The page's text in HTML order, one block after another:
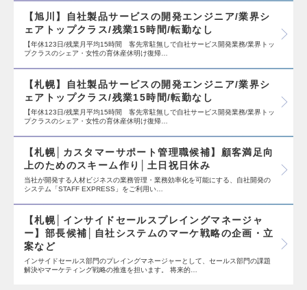
【旭川】自社製品サービスの開発エンジニア/業界シ
ェアトップクラス/残業15時間/転勤なし
【年休123日/残業月平均15時間 客先常駐無しで自社サービス開発業務/業界トッ
プクラスのシェア・女性の育休産休明け復帰…
【札幌】自社製品サービスの開発エンジニア/業界シ
ェアトップクラス/残業15時間/転勤なし
【年休123日/残業月平均15時間 客先常駐無しで自社サービス開発業務/業界トッ
プクラスのシェア・女性の育休産休明け復帰…
【札幌│カスタマーサポート管理職候補】顧客満足向
上のためのスキーム作り│土日祝日休み
当社が開発する人材ビジネスの業務管理・業務効率化を可能にする、自社開発の
システム「STAFF EXPRESS」をご利用い…
【札幌│インサイドセールスプレイングマネージャ
ー】部長候補│自社システムのマーケ戦略の企画・立
案など
インサイドセールス部門のプレイングマネージャーとして、セールス部門の課題
解決やマーケティング戦略の推進を担います。 将来的…